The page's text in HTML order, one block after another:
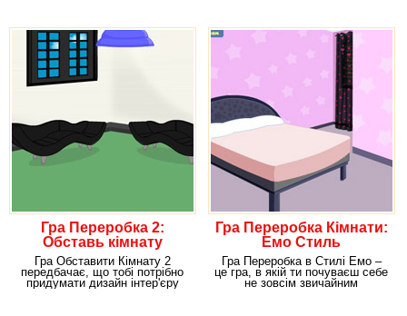
Гра Переробка 2:
Обставь кімнату
Гра Обставити Кімнату 2
передбачає, що тобі потрібно
придумати дизайн інтер'єру
Гра Переробка Кімнати:
Емо Стиль
Гра Переробка в Стилі Емо –
це гра, в якій ти почуваєш себе
не зовсім звичайним